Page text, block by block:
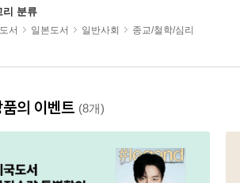
리 분류
서 일본도서 일반사회 종교/철학/심리
의 이벤트 (8개)